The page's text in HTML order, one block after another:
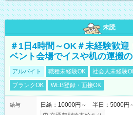
未読
＃1日4時間～OK＃未経験歓迎
ベント会場でイスや机の運搬
アルバイト 職種未経験OK 社会人未経験
ブランクOK
WEB登録・面接OK
給与
日給：10000円～ 半日：5000円